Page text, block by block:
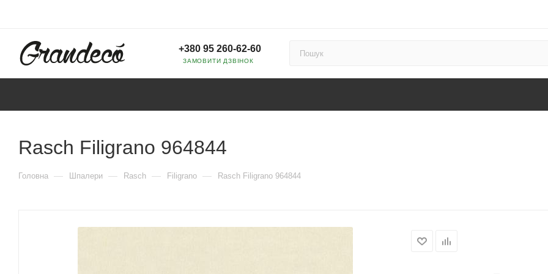
+380 95 260-62-60
ЗАМОВИТИ ДЗВІНОК
Rasch Filigrano 964844
Головна — Шпалери — Rasch — Filigrano — Rasch Filigrano 964844